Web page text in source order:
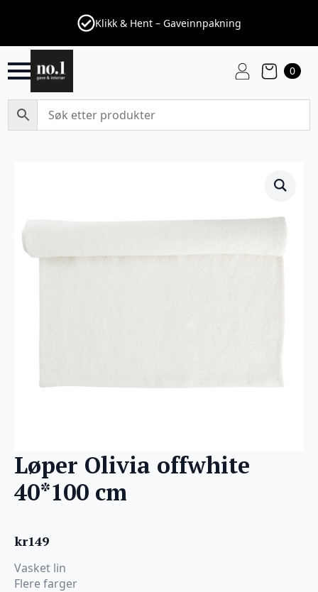
Klikk & Hent – Gaveinnpakning
0
Løper Olivia offwhite
40*100 cm
kr149
Vasket lin
Flere farger